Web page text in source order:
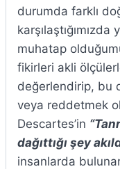
durumda farklı
muhatap
fikirleri akli
değerlendirip, bu
veya reddetmek
Descartes’in
dağıttığı şey
insanlarda